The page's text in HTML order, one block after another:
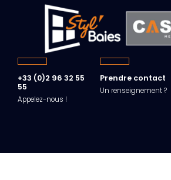
+33 (0)2 96 32 55
55
Appelez-nous !
Prendre contact
Un renseignement ?